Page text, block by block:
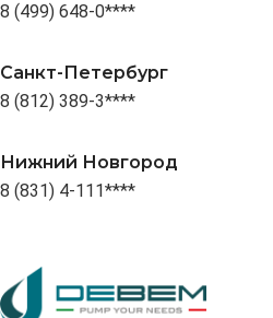
8 (499) 648-0****
Санкт-Петербург
8 (812) 389-3****
Нижний Новгород
8 (831) 4-111****